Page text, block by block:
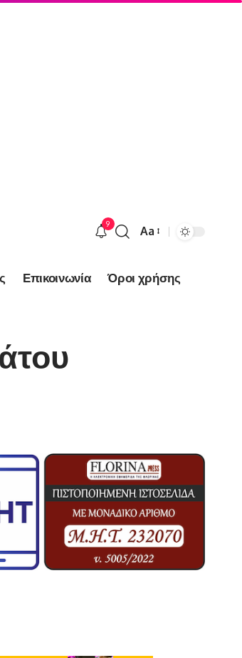
9
Font
Aa
Επικοινωνία Όροι χρήσης